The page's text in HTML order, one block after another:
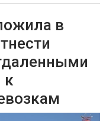
в
к